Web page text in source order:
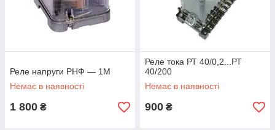
Реле напруги РНФ — 1М
Немає в наявності
1 800 ₴
Реле тока РТ 40/0,2...РТ
40/200
Немає в наявності
900 ₴